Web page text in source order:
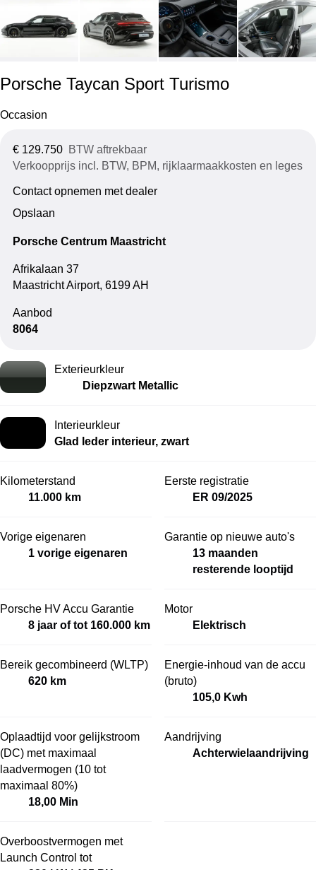
Porsche Taycan Sport Turismo
Occasion
€ 129.750
BTW aftrekbaar
Verkoopprijs incl. BTW, BPM, rijklaarmaakkosten en leges
Contact opnemen met dealer
Opslaan
Porsche Centrum Maastricht
Afrikalaan 37
Maastricht Airport, 6199 AH
Aanbod
8064
Exterieurkleur
Diepzwart Metallic
Interieurkleur
Glad leder interieur, zwart
Kilometerstand
11.000 km
Eerste registratie
ER 09/2025
Vorige eigenaren
1 vorige eigenaren
Garantie op nieuwe auto's
13 maanden
resterende looptijd
Porsche HV Accu Garantie
8 jaar of tot 160.000 km
Motor
Elektrisch
Bereik gecombineerd (WLTP)
620 km
Energie-inhoud van de accu
(bruto)
105,0 Kwh
Oplaadtijd voor gelijkstroom
(DC) met maximaal
laadvermogen (10 tot
maximaal 80%)
18,00 Min
Aandrijving
Achterwielaandrijving
Overboostvermogen met
Launch Control tot